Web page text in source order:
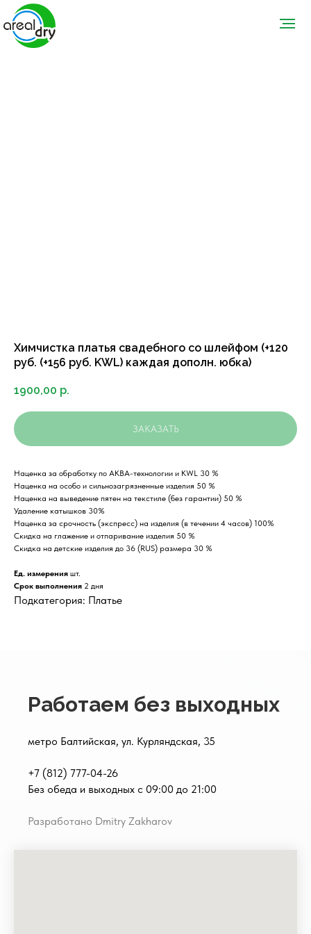
Химчистка платья свадебного со шлейфом (+120
руб. (+156 руб. KWL) каждая дополн. юбка)
1900,00 р.
ЗАКАЗАТЬ
Наценка за обработку по АКВА-технологии и KWL 30 %
Наценка на особо и сильнозагрязненные изделия 50 %
Наценка на выведение пятен на текстиле (без гарантии) 50 %
Удаление катышков 30%
Наценка за срочность (экспресс) на изделия (в течении 4 часов) 100%
Скидка на глажение и отпаривание изделия 50 %
Скидка на детские изделия до 36 (RUS) размера 30 %
Ед. измерения шт.
Срок выполнения 2 дня
Подкатегория: Платье
Работаем без выходных
метро Балтийская, ул. Курляндская, 35
+7 (812) 777-04-26
Без обеда и выходных с 09:00 до 21:00
Разработано Dmitry Zakharov